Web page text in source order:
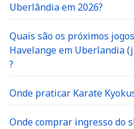
Uberlândia em 2026?
Quais são os próximos
Havelange em Uberlandia
?
Onde praticar Karate
Onde comprar ingresso do